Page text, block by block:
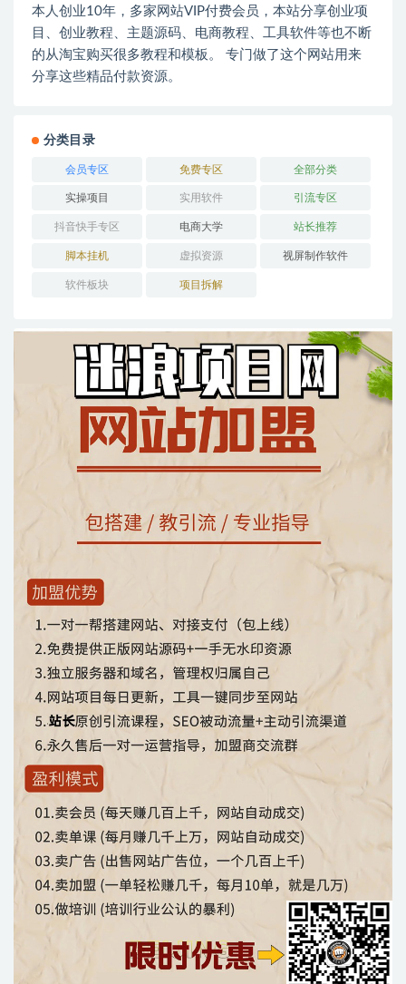
本人创业10年，多家网站VIP付费会员，本站分享创业项
目、创业教程、主题源码、电商教程、工具软件等也不断
的从淘宝购买很多教程和模板。 专门做了这个网站用来
分享这些精品付款资源。
分类目录
会员专区 免费专区 全部分类
实操项目 实用软件 引流专区
抖音快手专区 电商大学 站长推荐
脚本挂机 虚拟资源 视屏制作软件
软件板块 项目拆解